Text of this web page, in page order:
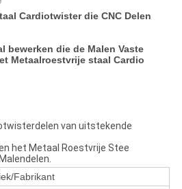
Cardiotwister die CNC Delen
bewerken die de Malen Vaste
Metaalroestvrije staal Cardio
van uitstekende
het Metaal Roestvrije Stee
Fabrikant